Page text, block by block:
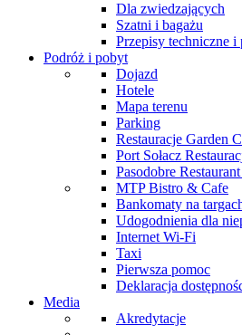
Dla zwiedzających
Szatni i bagażu
Przepisy techniczne
Podróż i pobyt
Dojazd
Hotele
Mapa terenu
Parking
Restauracje Garden
Port Sołacz
Pasodobre
MTP Bistro & Cafe
Bankomaty na
Udogodnienia dla
Internet Wi-Fi
Taxi
Pierwsza pomoc
Deklaracja
Media
Akredytacje